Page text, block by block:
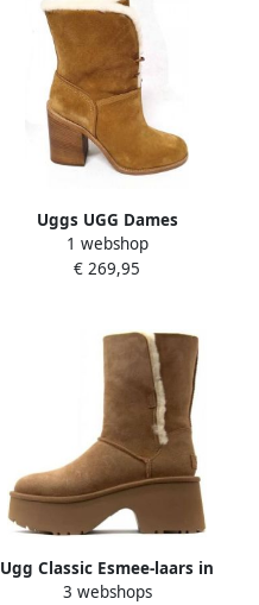
Uggs UGG Dames
Enkellaars Suede Sheepskin
Jerene 1098313 Chestnut
1 webshop
€ 269,95
Ugg Classic Esmee-laars in
Brown
3 webshops